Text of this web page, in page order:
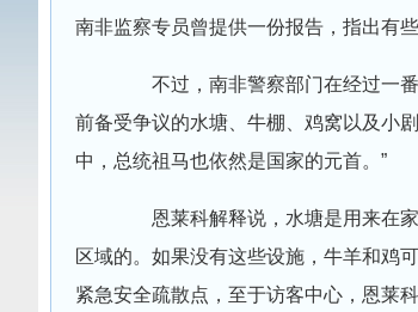
南非监察专员曾提供一份报告，指出有
不过，南非警察部门在经过一番
前备受争议的水塘、牛棚、鸡窝以及小
中，总统祖马也依然是国家的元首。”
恩莱科解释说，水塘是用来在家
区域的。如果没有这些设施，牛羊和鸡
紧急安全疏散点，至于访客中心，恩莱